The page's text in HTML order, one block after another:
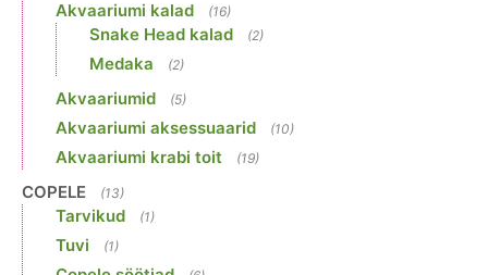
Akvaariumi kalad (16)
Snake Head kalad (2)
Medaka (2)
Akvaariumid (5)
Akvaariumi aksessuaarid (10)
Akvaariumi krabi toit (19)
COPELE (13)
Tarvikud (1)
Tuvi (1)